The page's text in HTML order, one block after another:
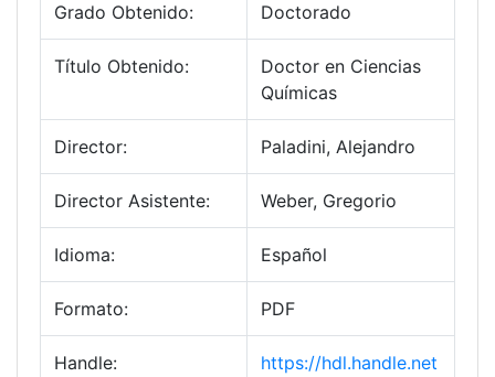
Grado Obtenido: Doctorado
Título Obtenido:
Doctor en Ciencias
Químicas
Director: Paladini, Alejandro
Director Asistente: Weber, Gregorio
Idioma: Español
Formato: PDF
Handle:
https://hdl.handle.net